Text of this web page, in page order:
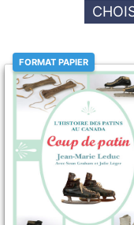
FORMAT PAPIER